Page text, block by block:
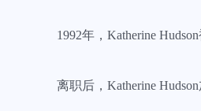
1992年，Katherine
离职后，Katherine